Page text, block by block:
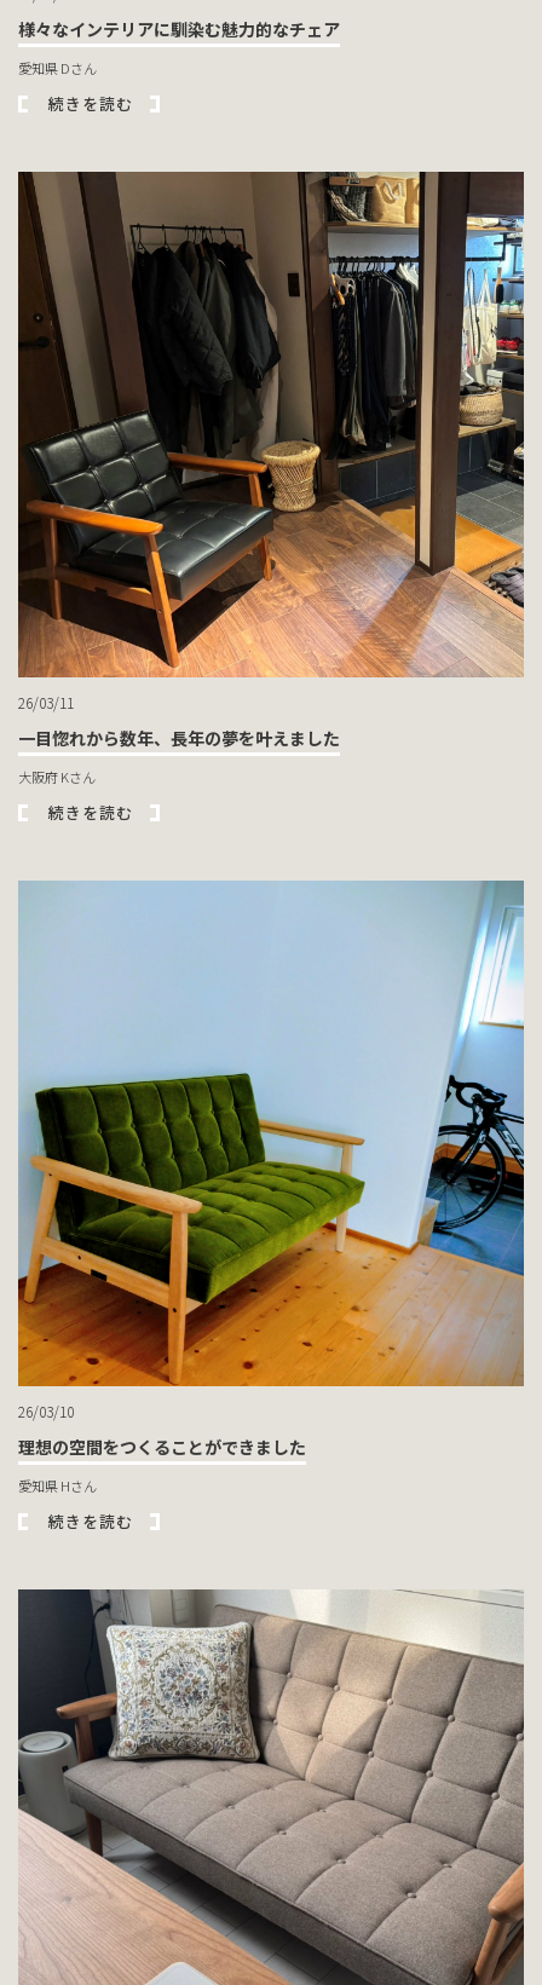
様々なインテリアに馴染む魅力的なチェア
愛知県 Dさん
続きを読む
26/03/11
一目惚れから数年、長年の夢を叶えました
大阪府 Kさん
続きを読む
26/03/10
理想の空間をつくることができました
愛知県 Hさん
続きを読む